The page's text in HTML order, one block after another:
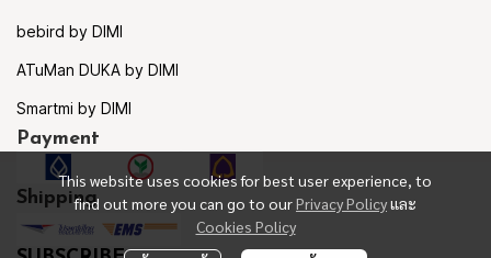
This website uses cookies for best user experience, to
find out more you can go to ourPrivacy Policyและ
Cookies Policy
bebird by DIMI
ATuMan DUKA by DIMI
Smartmi by DIMI
Payment
Shipping